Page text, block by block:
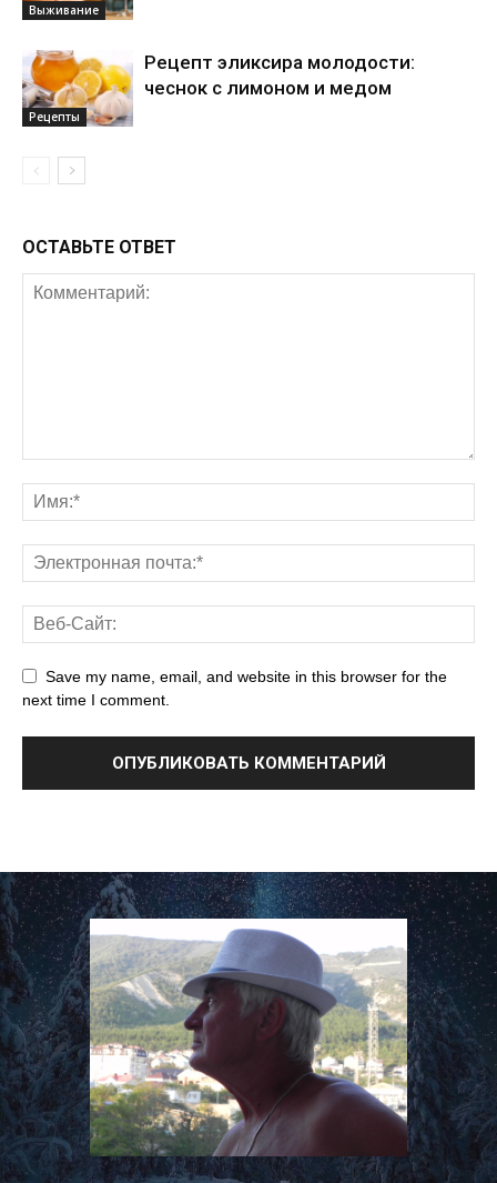
Выживание
Рецепты
Рецепт эликсира молодости:
чеснок с лимоном и медом
ОСТАВЬТЕ ОТВЕТ
Save my name, email, and website in this browser for the
next time I comment.